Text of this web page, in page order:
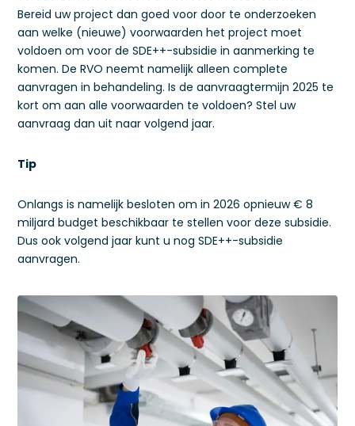
Bereid uw project dan goed voor door te onderzoeken
aan welke (nieuwe) voorwaarden het project moet
voldoen om voor de SDE++-subsidie in aanmerking te
komen. De RVO neemt namelijk alleen complete
aanvragen in behandeling. Is de aanvraagtermijn 2025 te
kort om aan alle voorwaarden te voldoen? Stel uw
aanvraag dan uit naar volgend jaar.
Tip
Onlangs is namelijk besloten om in 2026 opnieuw € 8
miljard budget beschikbaar te stellen voor deze subsidie.
Dus ook volgend jaar kunt u nog SDE++-subsidie
aanvragen.